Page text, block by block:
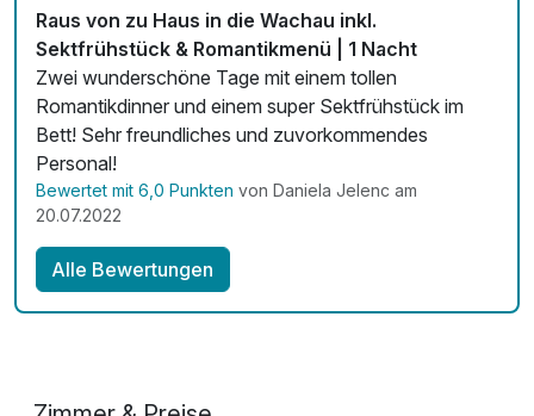
Raus von zu Haus in die Wachau inkl.
Sektfrühstück & Romantikmenü | 1 Nacht
Zwei wunderschöne Tage mit einem tollen
Romantikdinner und einem super Sektfrühstück im
Bett! Sehr freundliches und zuvorkommendes
Personal!
Bewertet mit 6,0 Punkten von Daniela Jelenc am
20.07.2022
Alle Bewertungen